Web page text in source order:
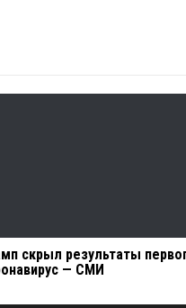
скрыл результаты
— СМИ